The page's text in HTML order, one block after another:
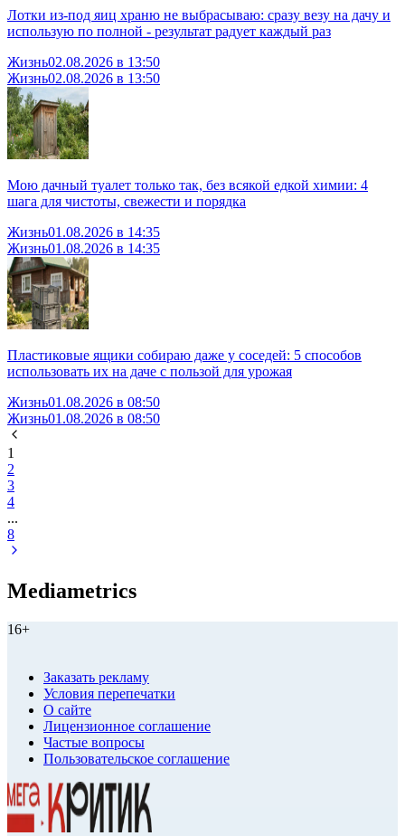
Лотки из-под яиц храню не выбрасываю: сразу везу на дачу и
использую по полной - результат радует каждый раз
Жизнь02.08.2026 в 13:50
Жизнь02.08.2026 в 13:50
Мою дачный туалет только так, без всякой едкой химии: 4
шага для чистоты, свежести и порядка
Жизнь01.08.2026 в 14:35
Жизнь01.08.2026 в 14:35
Пластиковые ящики собираю даже у соседей: 5 способов
использовать их на даче с пользой для урожая
Жизнь01.08.2026 в 08:50
Жизнь01.08.2026 в 08:50
1
2
3
4
...
8
Mediametrics
16+
Заказать рекламу
Условия перепечатки
О сайте
Лицензионное соглашение
Частые вопросы
Пользовательское соглашение